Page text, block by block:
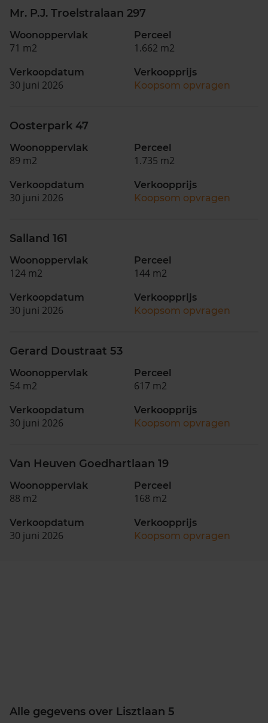
Mr. P.J. Troelstralaan 297
Woonoppervlak
71 m2
Perceel
1.662 m2
Verkoopdatum
30 juni 2026
Verkoopprijs
Koopsom opvragen
Oosterpark 47
Woonoppervlak
89 m2
Perceel
1.735 m2
Verkoopdatum
30 juni 2026
Verkoopprijs
Koopsom opvragen
Salland 161
Woonoppervlak
124 m2
Perceel
144 m2
Verkoopdatum
30 juni 2026
Verkoopprijs
Koopsom opvragen
Gerard Doustraat 53
Woonoppervlak
54 m2
Perceel
617 m2
Verkoopdatum
30 juni 2026
Verkoopprijs
Koopsom opvragen
Van Heuven Goedhartlaan 19
Woonoppervlak
88 m2
Perceel
168 m2
Verkoopdatum
30 juni 2026
Verkoopprijs
Koopsom opvragen
Alle gegevens over Lisztlaan 5